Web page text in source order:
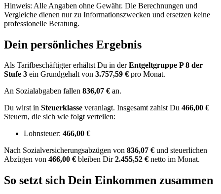
Hinweis: Alle Angaben ohne Gewähr. Die Berechnungen und
Vergleiche dienen nur zu Informationszwecken und ersetzen keine
professionelle Beratung.
Dein persönliches Ergebnis
Als Tarifbeschäftigter erhältst Du in derEntgeltgruppe P 8 der
Stufe 3 ein Grundgehalt von 3.757,59 € pro Monat.
An Sozialabgaben fallen 836,07 € an.
Du wirst in Steuerklasse veranlagt. Insgesamt zahlst Du 466,00 €
Steuern, die sich wie folgt verteilen:
Lohnsteuer: 466,00 €
Nach Sozialversicherungsabzügen von 836,07 € und steuerlichen
Abzügen von 466,00 € bleiben Dir2.455,52 € netto im Monat.
So setzt sich Dein Einkommen zusammen